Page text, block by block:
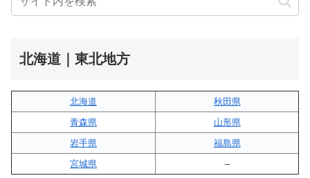
北海道｜東北地方
北海道
秋田県
青森県
山形県
岩手県
福島県
宮城県
–